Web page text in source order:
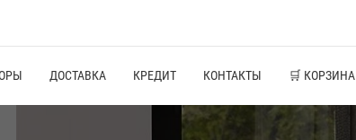
ДОСТАВКА КРЕДИТ КОНТАКТЫ 🛒 КОРЗИНА